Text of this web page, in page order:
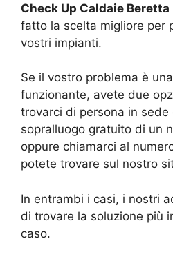
Check Up Caldaie
fatto la scelta migliore per
vostri impianti.
Se il vostro problema è
funzionante, avete due
trovarci di persona in sede
sopralluogo gratuito di un
oppure chiamarci al
potete trovare sul nostro
In entrambi i casi, i nostri
di trovare la soluzione più
caso.